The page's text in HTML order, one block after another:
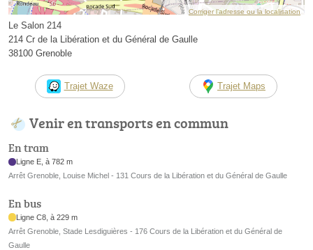
Corriger l’adresse ou la localisation
Le Salon 214
214 Cr de la Libération et du Général de Gaulle
38100 Grenoble
Trajet Waze Trajet Maps
Venir en transports en commun
En tram
Ligne E, à 782 m
Arrêt Grenoble, Louise Michel - 131 Cours de la Libération et du Général de Gaulle
En bus
Ligne C8, à 229 m
Arrêt Grenoble, Stade Lesdiguières - 176 Cours de la Libération et du Général de
Gaulle